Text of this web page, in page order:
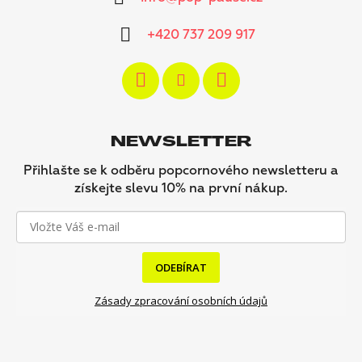
+420 737 209 917
NEWSLETTER
Přihlašte se k odběru popcornového newsletteru a
získejte slevu 10% na první nákup.
ODEBÍRAT
Zásady zpracování osobních údajů